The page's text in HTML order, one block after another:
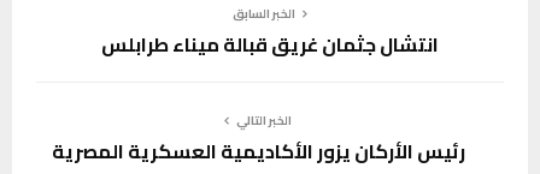
الخبر السابق
انتشال جثمان غريق قبالة ميناء طرابلس
الخبر التالي
رئيس الأركان يزور الأكاديمية العسكرية المصرية